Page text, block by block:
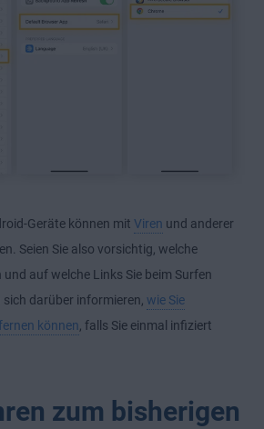
Geräte können mit Viren und anderer
Seien Sie also vorsichtig, welche
und auf welche Links Sie beim Surfen
sich darüber informieren, wie Sie
können, falls Sie einmal infiziert
zum bisherigen